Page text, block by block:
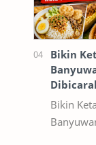
Bikin
Bikin